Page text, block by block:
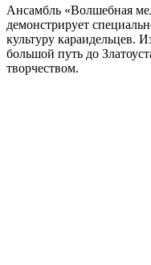
Ансамбль «Волшебная
демонстрирует
культуру караидельцев.
большой путь до
творчеством.